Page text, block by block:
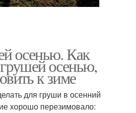
осенью. Как
осенью,
к зиме
для груши в осенний
хорошо перезимовало: